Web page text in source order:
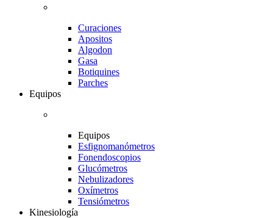
Curaciones
Apositos
Algodon
Gasa
Botiquines
Parches
Equipos
Equipos
Esfignomanómetros
Fonendoscopios
Glucómetros
Nebulizadores
Oxímetros
Tensiómetros
Kinesiología